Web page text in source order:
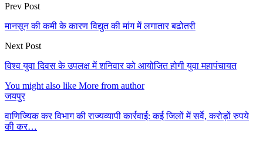
Prev Post
मानसून की कमी के कारण विद्युत की मांग में लगातार बढोतरी
Next Post
विश्व युवा दिवस के उपलक्ष में शनिवार को आयोजित होगी युवा महापंचायत
You might also like More from author
जयपुर
वाणिज्यिक कर विभाग की राज्यव्यापी कार्रवाई: कई जिलों में सर्वे, करोड़ों रुपये
की कर…